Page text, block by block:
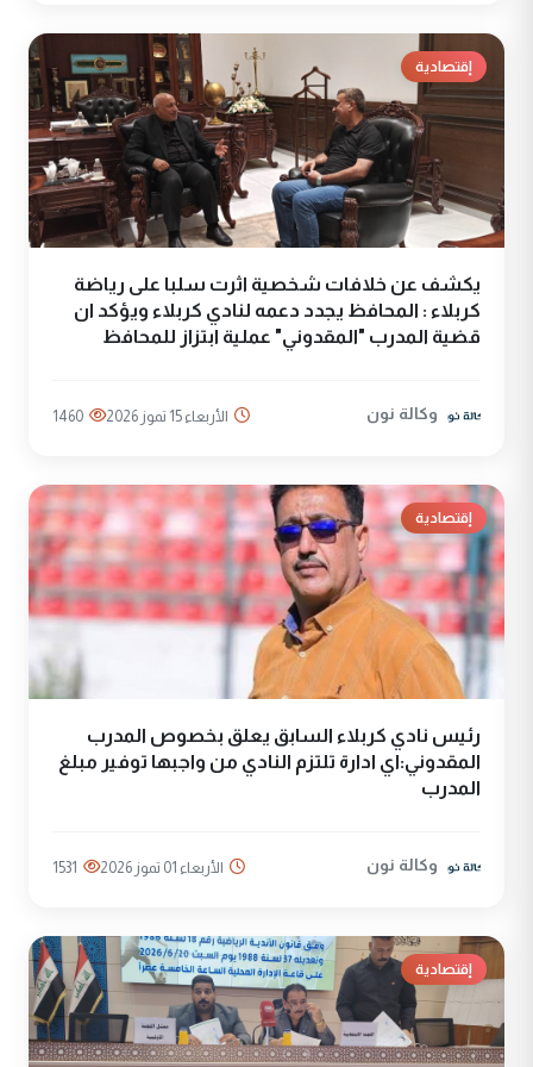
إقتصادية
يكشف عن خلافات شخصية اثرت سلبا على رياضة
كربلاء : المحافظ يجدد دعمه لنادي كربلاء ويؤكد ان
قضية المدرب "المقدوني" عملية ابتزاز للمحافظ
وكالة نون الأربعاء 15 تموز 2026 1460
إقتصادية
رئيس نادي كربلاء السابق يعلق بخصوص المدرب
المقدوني:اي ادارة تلتزم النادي من واجبها توفير مبلغ
المدرب
وكالة نون الأربعاء 01 تموز 2026 1531
إقتصادية